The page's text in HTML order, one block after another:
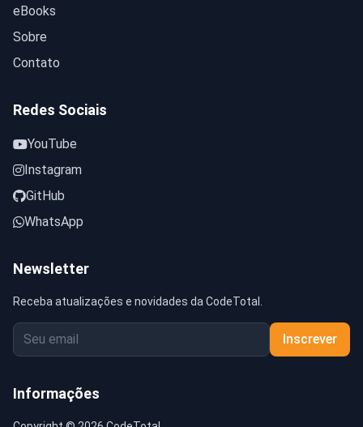
eBooks
Sobre
Contato
Redes Sociais
YouTube
Instagram
GitHub
WhatsApp
Newsletter
Receba atualizações e novidades da CodeTotal.
Inscrever
Informações